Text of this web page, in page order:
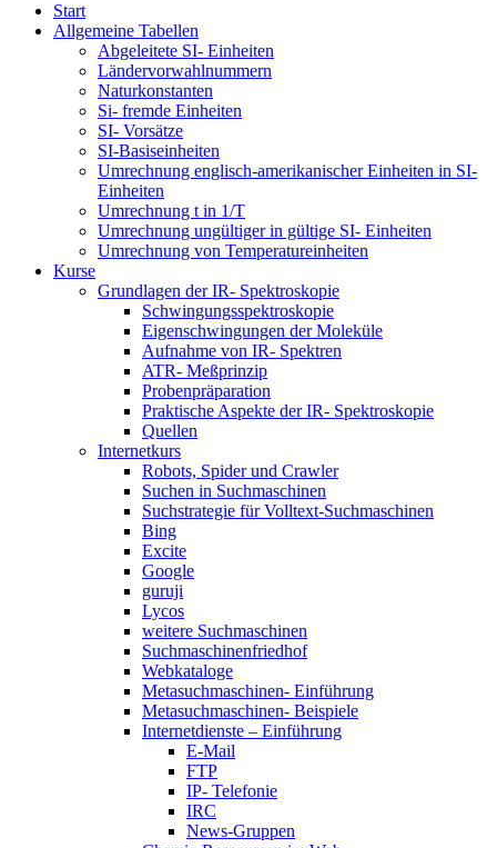
Start
Allgemeine Tabellen
Abgeleitete SI- Einheiten
Ländervorwahlnummern
Naturkonstanten
Si- fremde Einheiten
SI- Vorsätze
SI-Basiseinheiten
Umrechnung englisch-amerikanischer Einheiten in SI-
Einheiten
Umrechnung t in 1/T
Umrechnung ungültiger in gültige SI- Einheiten
Umrechnung von Temperatureinheiten
Kurse
Grundlagen der IR- Spektroskopie
Schwingungsspektroskopie
Eigenschwingungen der Moleküle
Aufnahme von IR- Spektren
ATR- Meßprinzip
Probenpräparation
Praktische Aspekte der IR- Spektroskopie
Quellen
Internetkurs
Robots, Spider und Crawler
Suchen in Suchmaschinen
Suchstrategie für Volltext-Suchmaschinen
Bing
Excite
Google
guruji
Lycos
weitere Suchmaschinen
Suchmaschinenfriedhof
Webkataloge
Metasuchmaschinen- Einführung
Metasuchmaschinen- Beispiele
Internetdienste – Einführung
E-Mail
FTP
IP- Telefonie
IRC
News-Gruppen